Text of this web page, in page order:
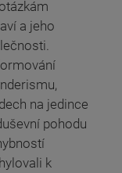
a jeho
na jedince
pohodu
k